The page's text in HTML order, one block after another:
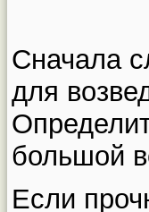
Сначала
для
большой
Если